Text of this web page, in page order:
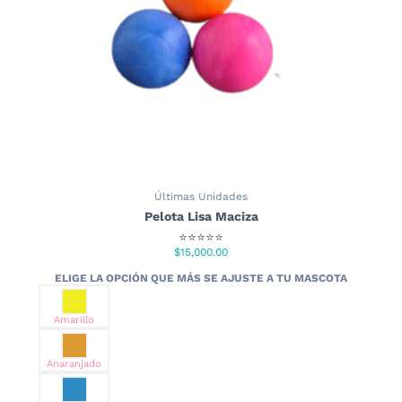
Últimas Unidades
Pelota Lisa Maciza
⭐⭐⭐⭐⭐
$15,000.00
Amarillo
Anaranjado